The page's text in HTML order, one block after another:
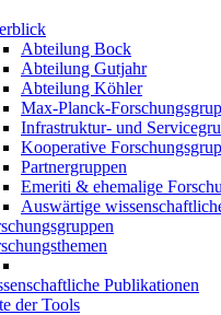
Abteilung Bock
Abteilung Gutjahr
Abteilung Köhler
Max-Planck-
Infrastruktur- und
Kooperative
Partnergruppen
Emeriti & ehemalige
Auswärtige
Publikationen
der Tools